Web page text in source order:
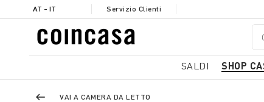
AT - IT Servizio Clienti
SALDI SHOP
VAI A CAMERA DA LETTO